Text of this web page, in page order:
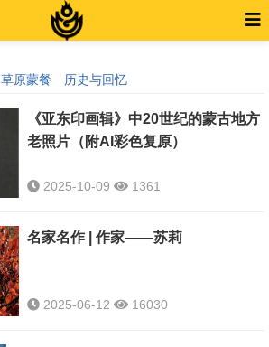
草原蒙餐 历史与回忆
《亚东印画辑》中20世纪的蒙古地方
老照片（附AI彩色复原）
2025-10-09 1361
名家名作 | 作家——苏莉
2025-06-12 16030